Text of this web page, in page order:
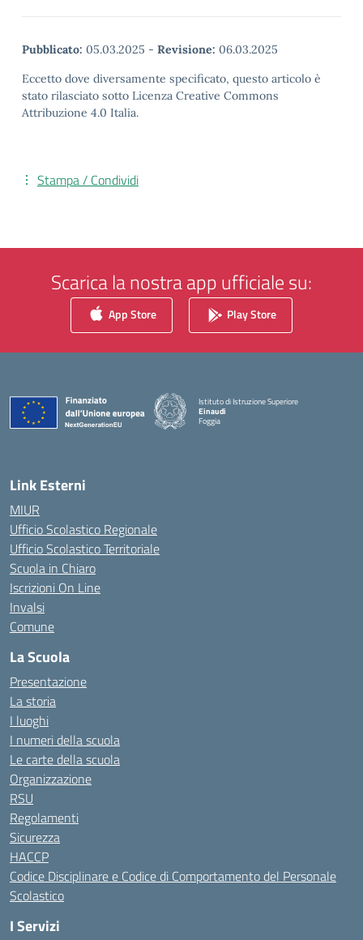
Pubblicato: 05.03.2025 - Revisione: 06.03.2025
Eccetto dove diversamente specificato, questo articolo è
stato rilasciato sotto Licenza Creative Commons
Attribuzione 4.0 Italia.
Stampa / Condividi
Scarica la nostra app ufficiale su:
App Store Play Store
Istituto di Istruzione Superiore
Einaudi
Foggia
— Visita la pagina iniziale della scuola
Link Esterni
MIUR
Ufficio Scolastico Regionale
Ufficio Scolastico Territoriale
Scuola in Chiaro
Iscrizioni On Line
Invalsi
Comune
La Scuola
Presentazione
La storia
I luoghi
I numeri della scuola
Le carte della scuola
Organizzazione
RSU
Regolamenti
Sicurezza
HACCP
Codice Disciplinare e Codice di Comportamento del Personale
Scolastico
I Servizi